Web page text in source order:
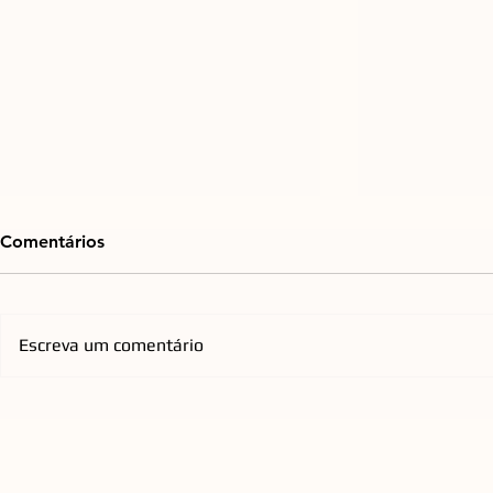
Comentários
Escreva um comentário